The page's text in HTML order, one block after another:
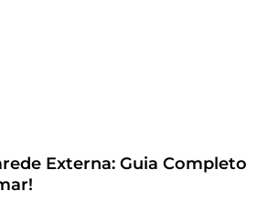
Externa: Guia Completo